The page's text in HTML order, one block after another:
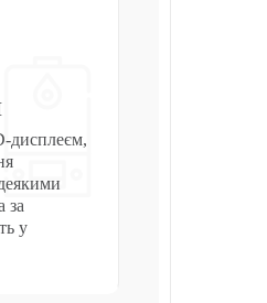
дисплеєм,
за
у